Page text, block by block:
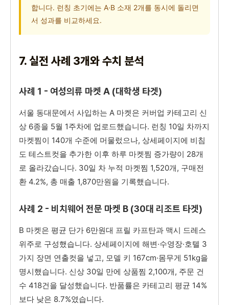
합니다. 런칭 초기에는 A·B 소재 2개를 동시에 돌리면
서 성과를 비교하세요.
7. 실전 사례 3개와 수치 분석
사례 1 - 여성의류 마켓 A (대학생 타겟)
서울 동대문에서 사입하는 A 마켓은 커버업 카테고리 신
상 6종을 5월 1주차에 업로드했습니다. 런칭 10일 차까지
마켓찜이 140개 수준에 머물렀으나, 상세페이지에 비침
도 테스트컷을 추가한 이후 하루 마켓찜 증가량이 28개
로 올라갔습니다. 30일 차 누적 마켓찜 1,520개, 구매전
환 4.2%, 총 매출 1,870만원을 기록했습니다.
사례 2 - 비치웨어 전문 마켓 B (30대 리조트 타겟)
B 마켓은 평균 단가 6만원대 프릴 카프탄과 맥시 드레스
위주로 구성했습니다. 상세페이지에 해변·수영장·호텔 3
가지 장면 연출컷을 넣고, 모델 키 167cm·몸무게 51kg을
명시했습니다. 신상 30일 만에 상품찜 2,100개, 주문 건
수 418건을 달성했습니다. 반품률은 카테고리 평균 14%
보다 낮은 8.7%였습니다.